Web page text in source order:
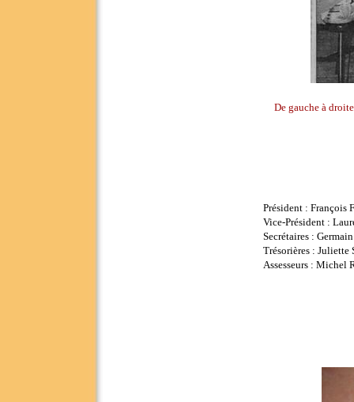
De gauche à
Président : François
Vice-Président :
Secrétaires :
Trésorières : Juliette
Assesseurs : Michel